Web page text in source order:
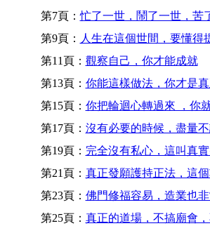
第7頁：忙了一世，鬧了一世，苦
第9頁： 人生在這個世間，要懂得
第11頁： 觀察自己，你才能成就
第13頁： 你能這樣做法，你才是
第15頁： 你把輪迴心轉過來 ，你
第17頁： 沒有必要的時候，盡量
第19頁： 完全沒有私心，這叫真
第21頁： 真正發願護持正法，這個
第23頁： 佛門修福容易，造業也
第25頁： 真正的道場，不搞廟會